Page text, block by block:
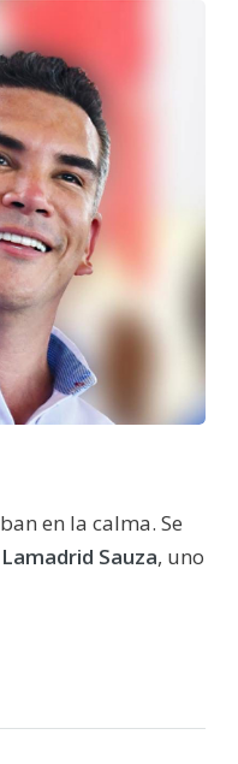
en la calma. Se
Sauza, uno